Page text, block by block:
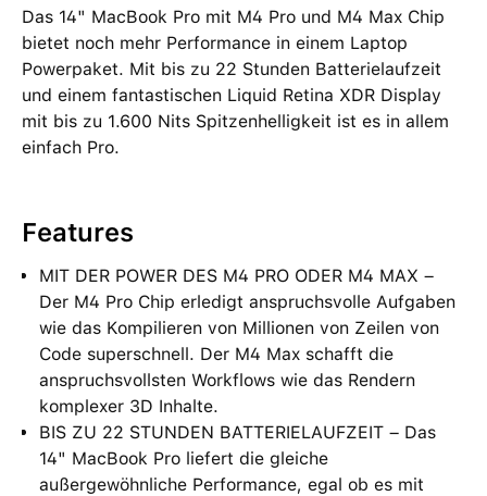
Das 14" MacBook Pro mit M4 Pro und M4 Max Chip
bietet noch mehr Performance in einem Laptop
Powerpaket. Mit bis zu 22 Stunden Batterielaufzeit
und einem fantastischen Liquid Retina XDR Display
mit bis zu 1.600 Nits Spitzenhelligkeit ist es in allem
einfach Pro.
Features
MIT DER POWER DES M4 PRO ODER M4 MAX –
Der M4 Pro Chip erledigt anspruchsvolle Aufgaben
wie das Kompilieren von Millionen von Zeilen von
Code superschnell. Der M4 Max schafft die
anspruchsvollsten Workflows wie das Rendern
komplexer 3D Inhalte.
BIS ZU 22 STUNDEN BATTERIELAUFZEIT – Das
14" MacBook Pro liefert die gleiche
außergewöhnliche Performance, egal ob es mit